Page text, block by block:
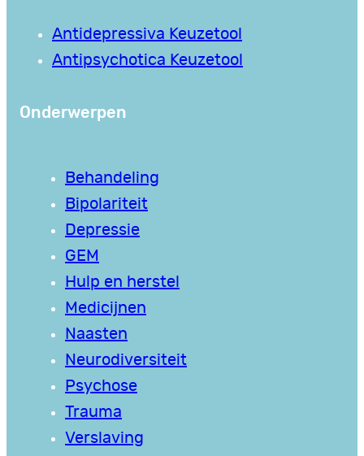
Antidepressiva Keuzetool
Antipsychotica Keuzetool
Onderwerpen
Behandeling
Bipolariteit
Depressie
GEM
Hulp en herstel
Medicijnen
Naasten
Neurodiversiteit
Psychose
Trauma
Verslaving